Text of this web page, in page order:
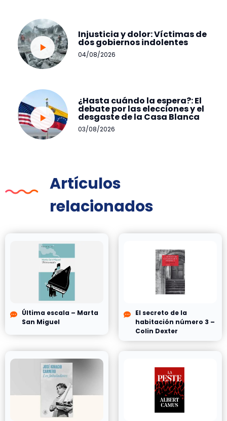
Injusticia y dolor: Víctimas de
dos gobiernos indolentes
04/08/2026
¿Hasta cuándo la espera?: El
debate por las elecciones y el
desgaste de la Casa Blanca
03/08/2026
Artículos
relacionados
Última escala – Marta
San Miguel
El secreto de la
habitación número 3 –
Colin Dexter